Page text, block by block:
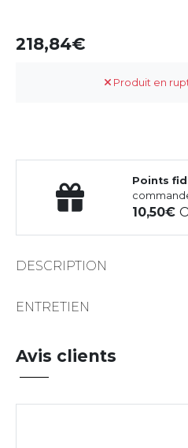
218,84
Produit en
Points
10,50
DESCRIPTION
ENTRETIEN
Avis clients